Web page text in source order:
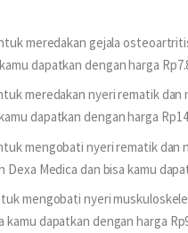
meredakan gejala
dapatkan dengan harga
meredakan nyeri rematik dan
dapatkan dengan harga
mengobati nyeri rematik dan
Medica dan bisa kamu
mengobati nyeri
dapatkan dengan harga